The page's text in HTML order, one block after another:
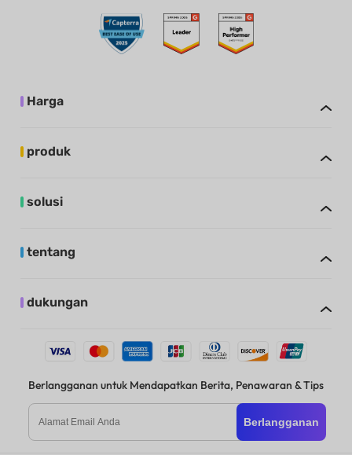
Harga
produk
solusi
tentang
dukungan
Berlangganan untuk Mendapatkan Berita, Penawaran & Tips
Berlangganan